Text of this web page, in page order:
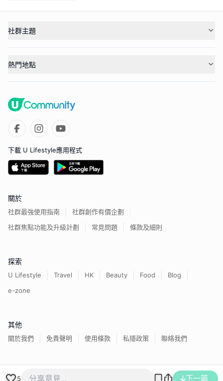
5 下一篇
社群主題
熱門地點
下載 U Lifestyle應用程式
關於
社群最強使用指南
社群創作有價企劃
社群焦點功能及升級計劃
常見問題 條款及細則
探索
U Lifestyle Travel HK Beauty Food
Blog
e-zone
其他
關於我們 免責聲明 使用條款 私隱政策 聯絡我們
香港經濟日報版權所有©